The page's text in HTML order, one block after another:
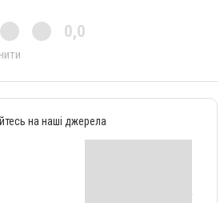
0,0
на наші джерела